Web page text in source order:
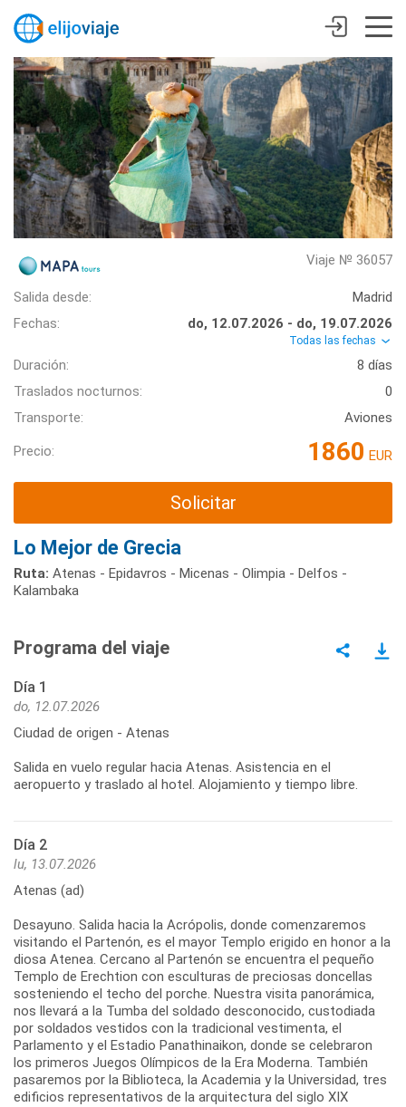
Viaje № 36057
Salida desde:
Madrid
Fechas:
do, 12.07.2026 - do, 19.07.2026
Todas las fechas
Duración:
8 días
Traslados nocturnos:
0
Transporte:
Aviones
Precio: 1860 EUR
Solicitar
Lo Mejor de Grecia
Ruta: Atenas - Epidavros - Micenas - Olimpia - Delfos -
Kalambaka
Programa del viaje
Día 1
do, 12.07.2026
Ciudad de origen - Atenas
Salida en vuelo regular hacia Atenas. Asistencia en el
Día 2
lu, 13.07.2026
Atenas (ad)
Desayuno. Salida hacia la Acrópolis, donde comenzaremos
visitando el Partenón, es el mayor Templo erigido en honor a la
diosa Atenea. Cercano al Partenón se encuentra el pequeño
Templo de Erechtion con esculturas de preciosas doncellas
sosteniendo el techo del porche. Nuestra visita panorámica,
nos llevará a la Tumba del soldado desconocido, custodiada
por soldados vestidos con la tradicional vestimenta, el
Parlamento y el Estadio Panathinaikon, donde se celebraron
los primeros Juegos Olímpicos de la Era Moderna. También
pasaremos por la Biblioteca, la Academia y la Universidad, tres
edificios representativos de la arquitectura del siglo XIX